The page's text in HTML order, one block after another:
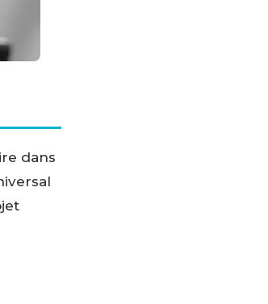
dans